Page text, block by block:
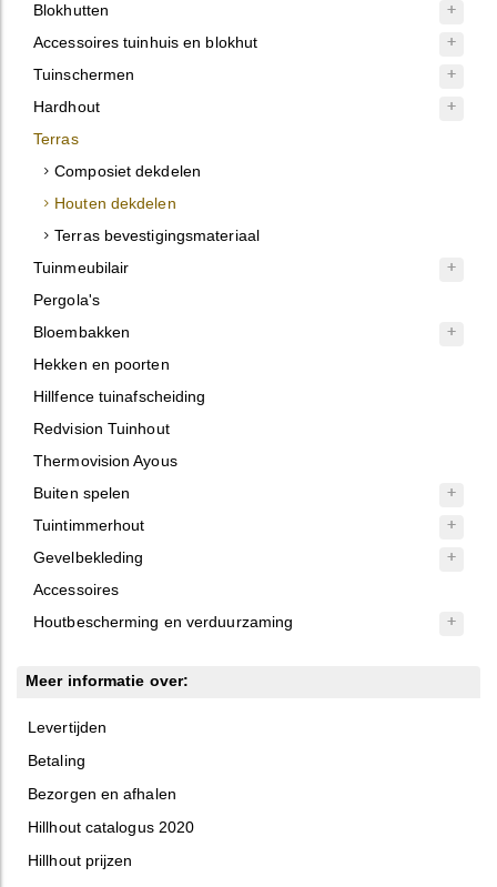
Blokhutten
Accessoires tuinhuis en blokhut
Tuinschermen
Hardhout
Terras
Composiet dekdelen
Houten dekdelen
Terras bevestigingsmateriaal
Tuinmeubilair
Pergola's
Bloembakken
Hekken en poorten
Hillfence tuinafscheiding
Redvision Tuinhout
Thermovision Ayous
Buiten spelen
Tuintimmerhout
Gevelbekleding
Accessoires
Houtbescherming en verduurzaming
Meer informatie over:
Levertijden
Betaling
Bezorgen en afhalen
Hillhout catalogus 2020
Hillhout prijzen